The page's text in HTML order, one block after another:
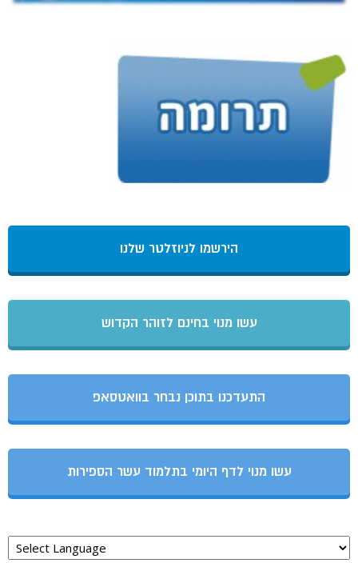
הירשמו לניוזלטר שלנו
עשו מנוי בחינם לזוהר הקדוש
התעדכנו בתוכן נבחר בוואטסאפ
עשו מנוי לדף היומי בתלמוד עשר הספירות